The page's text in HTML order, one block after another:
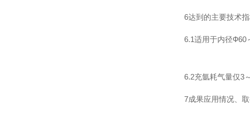
6达到的主要技术
6.1适用于内径Ф60
6.2充氩耗气量仅3
7成果应用情况、